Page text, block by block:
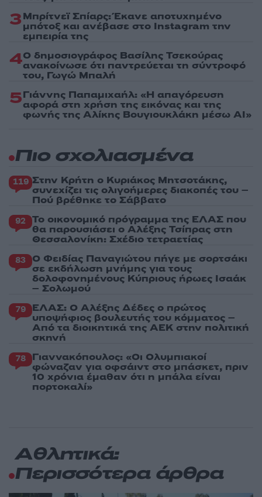
3Μπρίτνεϊ Σπίαρς: Έκανε αποτυχημένο
μπότοξ και ανέβασε στο Instagram την
εμπειρία της
4Ο δημοσιογράφος Βασίλης Τσεκούρας
ανακοίνωσε ότι παντρεύεται τη σύντροφό
του, Γωγώ Μπαλή
5Γιάννης Παπαμιχαήλ: «Η απαγόρευση
αφορά στη χρήση της εικόνας και της
φωνής της Αλίκης Βουγιουκλάκη μέσω AI»
Πιο σχολιασμένα
119 Στην Κρήτη ο Κυριάκος Μητσοτάκης,
συνεχίζει τις ολιγοήμερες διακοπές του –
Πού βρέθηκε το Σάββατο
92 Το οικονομικό πρόγραμμα της ΕΛΑΣ που
θα παρουσιάσει ο Αλέξης Τσίπρας στη
Θεσσαλονίκη: Σχέδιο τετραετίας
83 Ο Φειδίας Παναγιώτου πήγε με σορτσάκι
σε εκδήλωση μνήμης για τους
δολοφονημένους Κύπριους ήρωες Ισαάκ
– Σολωμού
79 ΕΛΑΣ: Ο Αλέξης Δέδες ο πρώτος
υποψήφιος βουλευτής του κόμματος –
Από τα διοικητικά της ΑΕΚ στην πολιτική
σκηνή
78 Γιαννακόπουλος: «Οι Ολυμπιακοί
φώναζαν για οφσάιντ στο μπάσκετ, πριν
10 χρόνια έμαθαν ότι η μπάλα είναι
πορτοκαλί»
Αθλητικά:
Περισσότερα άρθρα